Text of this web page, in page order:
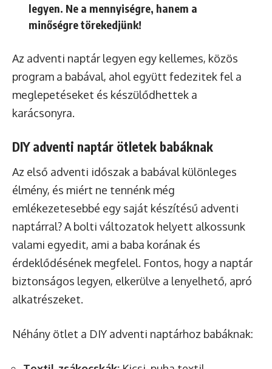
legyen. Ne a mennyiségre, hanem a
minőségre törekedjünk!
Az adventi naptár legyen egy kellemes, közös
program a babával, ahol együtt fedezitek fel a
meglepetéseket és készülődhettek a
karácsonyra.
DIY adventi naptár ötletek babáknak
Az első adventi időszak a babával különleges
élmény, és miért ne tennénk még
emlékezetesebbé egy saját készítésű adventi
naptárral? A bolti változatok helyett alkossunk
valami egyedit, ami a baba korának és
érdeklődésének megfelel. Fontos, hogy a naptár
biztonságos legyen, elkerülve a lenyelhető, apró
alkatrészeket.
Néhány ötlet a DIY adventi naptárhoz babáknak: